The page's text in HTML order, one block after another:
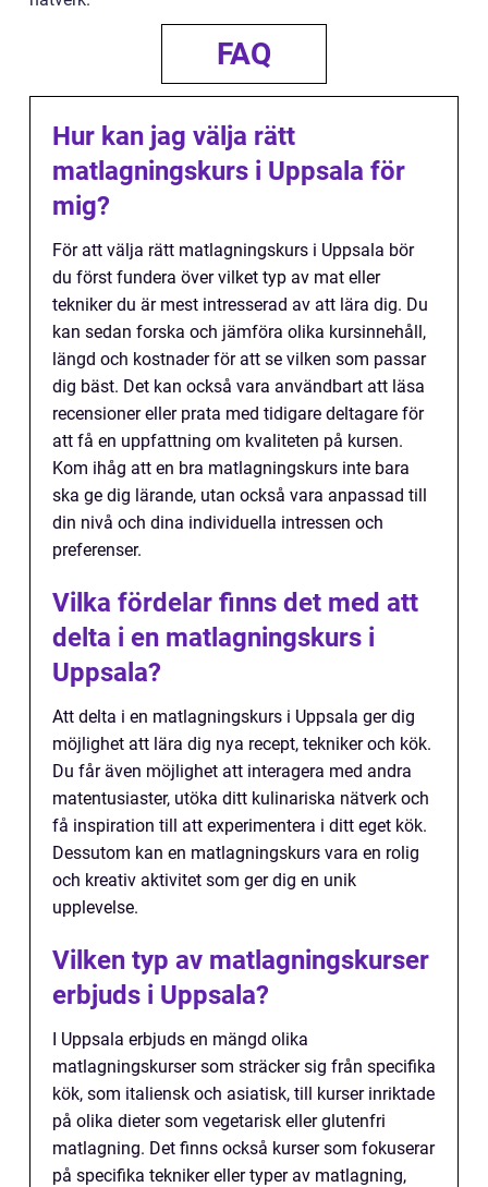
FAQ
Hur kan jag välja rätt
matlagningskurs i Uppsala för
mig?
För att välja rätt matlagningskurs i Uppsala bör
du först fundera över vilket typ av mat eller
tekniker du är mest intresserad av att lära dig. Du
kan sedan forska och jämföra olika kursinnehåll,
längd och kostnader för att se vilken som passar
dig bäst. Det kan också vara användbart att läsa
recensioner eller prata med tidigare deltagare för
att få en uppfattning om kvaliteten på kursen.
Kom ihåg att en bra matlagningskurs inte bara
ska ge dig lärande, utan också vara anpassad till
din nivå och dina individuella intressen och
preferenser.
Vilka fördelar finns det med att
delta i en matlagningskurs i
Uppsala?
Att delta i en matlagningskurs i Uppsala ger dig
möjlighet att lära dig nya recept, tekniker och kök.
Du får även möjlighet att interagera med andra
matentusiaster, utöka ditt kulinariska nätverk och
få inspiration till att experimentera i ditt eget kök.
Dessutom kan en matlagningskurs vara en rolig
och kreativ aktivitet som ger dig en unik
upplevelse.
Vilken typ av matlagningskurser
erbjuds i Uppsala?
I Uppsala erbjuds en mängd olika
matlagningskurser som sträcker sig från specifika
kök, som italiensk och asiatisk, till kurser inriktade
på olika dieter som vegetarisk eller glutenfri
matlagning. Det finns också kurser som fokuserar
på specifika tekniker eller typer av matlagning,